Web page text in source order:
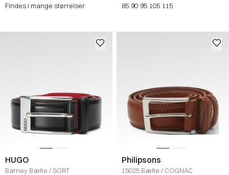
Findes i mange størrelser 85 90 95 105 115
HUGO
Barney Bælte / SORT
Philipsons
15025 Bælte / COGNAC